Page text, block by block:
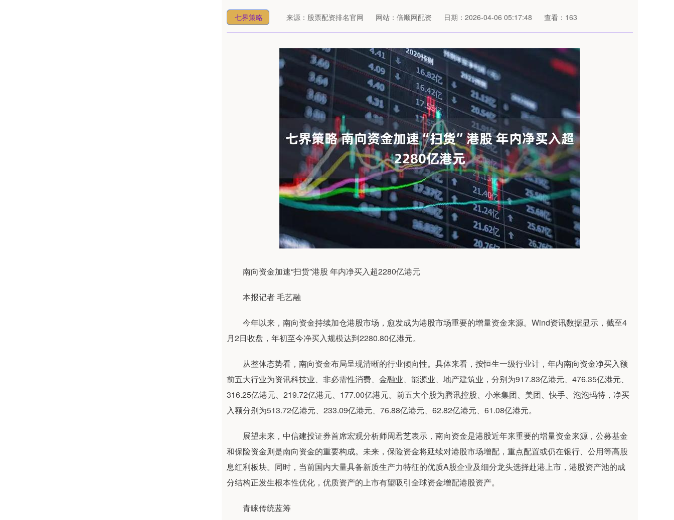
七界策略 来源：股票配资排名官网 网站：倍顺网配资 日期：2026-04-06 05:17:48 查看：163
南向资金加速“扫货”港股 年内净买入超2280亿港元
本报记者 毛艺融
今年以来，南向资金持续加仓港股市场，愈发成为港股市场重要的增量资金来源。Wind资讯数据显示，截至4
月2日收盘，年初至今净买入规模达到2280.80亿港元。
从整体态势看，南向资金布局呈现清晰的行业倾向性。具体来看，按恒生一级行业计，年内南向资金净买入额
前五大行业为资讯科技业、非必需性消费、金融业、能源业、地产建筑业，分别为917.83亿港元、476.35亿港元、
316.25亿港元、219.72亿港元、177.00亿港元。前五大个股为腾讯控股、小米集团、美团、快手、泡泡玛特，净买
入额分别为513.72亿港元、233.09亿港元、76.88亿港元、62.82亿港元、61.08亿港元。
展望未来，中信建投证券首席宏观分析师周君芝表示，南向资金是港股近年来重要的增量资金来源，公募基金
和保险资金则是南向资金的重要构成。未来，保险资金将延续对港股市场增配，重点配置或仍在银行、公用等高股
息红利板块。同时，当前国内大量具备新质生产力特征的优质A股企业及细分龙头选择赴港上市，港股资产池的成
分结构正发生根本性优化，优质资产的上市有望吸引全球资金增配港股资产。
青睐传统蓝筹